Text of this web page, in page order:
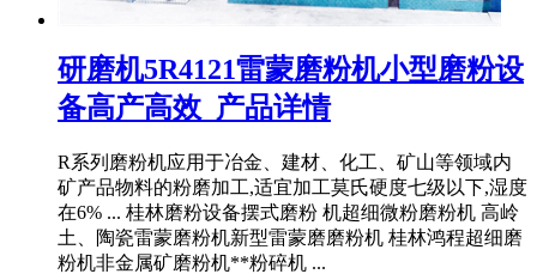
研磨机5R4121雷蒙磨粉机小型磨粉设
备高产高效_产品详情
R系列磨粉机应用于冶金、建材、化工、矿山等领域内
矿产品物料的粉磨加工,适宜加工莫氏硬度七级以下,湿度
在6% ... 桂林磨粉设备摆式磨粉 机超细微粉磨粉机 高岭
土、陶瓷雷蒙磨粉机新型雷蒙磨磨粉机 桂林鸿程超细磨
粉机非金属矿磨粉机**粉碎机 ...